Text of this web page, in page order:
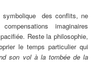
symbolique des conflits, ne
imaginaires
Reste la philosophie,
le temps particulier qui
son vol à la tombée de la